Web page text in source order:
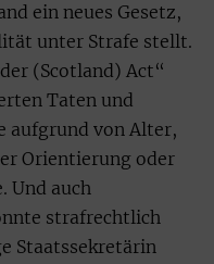
ein neues Gesetz,
unter Strafe stellt.
(Scotland) Act“
Taten und
aufgrund von Alter,
Orientierung oder
Und auch
strafrechtlich
Staatssekretärin